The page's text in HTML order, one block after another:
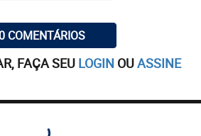
COMENTÁRIOS
FAÇA SEU LOGIN OUASSINE